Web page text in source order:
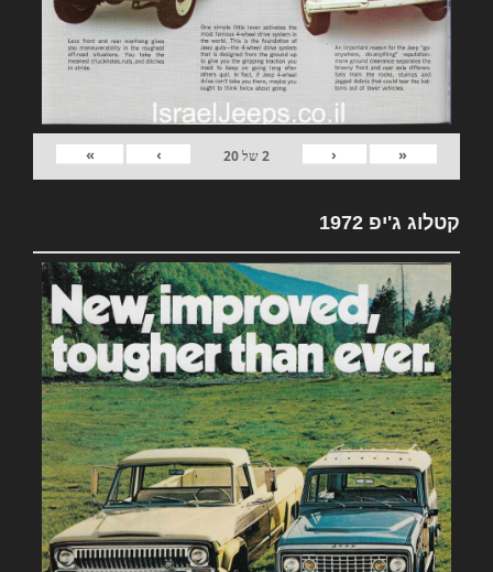
«
‹
2של20
›
»
קטלוג ג'יפ 1972